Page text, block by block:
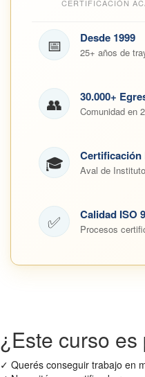
CERTIFICACIÓN
📅 Desde 1999
25+ años de
👥 30.000+
Comunidad en
🎓 Certificación
Aval de
✅ Calidad ISO
Procesos
¿Este curso es
✓ Querés conseguir trabajo en